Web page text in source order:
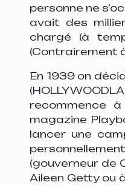
personne ne
avait des
chargé (à
(Contrairement
En 1939 on
recommence
magazine
lancer une
(gouverneur de
Aileen Getty ou